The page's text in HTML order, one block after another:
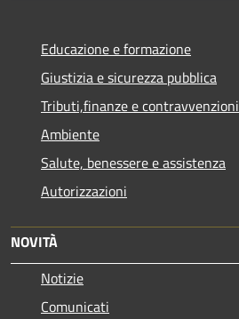
Educazione e formazione
Giustizia e sicurezza pubblica
Tributi,finanze e contravvenzioni
Ambiente
Salute, benessere e assistenza
Autorizzazioni
NOVITÀ
Notizie
Comunicati